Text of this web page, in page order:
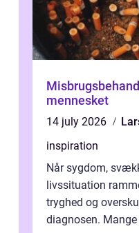
mennesket
14 july 2026
inspiration
Når sygdom,
livssituation
tryghed og
diagnosen.